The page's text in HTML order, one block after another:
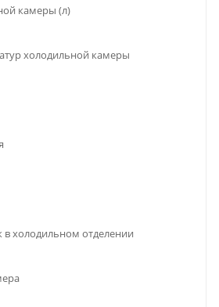
камеры (л)
холодильной камеры
в холодильном отделении